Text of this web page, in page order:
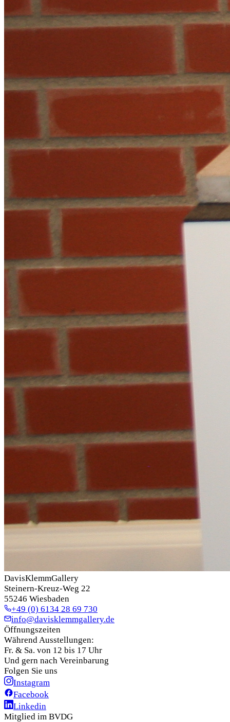
DavisKlemmGallery
Steinern-Kreuz-Weg 22
55246 Wiesbaden
+49 (0) 6134 28 69 730
info@davisklemmgallery.de
Öffnungszeiten
Während Ausstellungen:
Fr. & Sa. von 12 bis 17 Uhr
Und gern nach Vereinbarung
Folgen Sie uns
Instagram
Facebook
Linkedin
Mitglied im BVDG